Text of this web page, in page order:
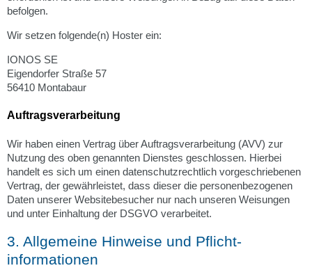
befolgen.
Wir setzen folgende(n) Hoster ein:
IONOS SE
Eigendorfer Straße 57
56410 Montabaur
Auftragsverarbeitung
Wir haben einen Vertrag über Auftragsverarbeitung (AVV) zur
Nutzung des oben genannten Dienstes geschlossen. Hierbei
handelt es sich um einen datenschutzrechtlich vorgeschriebenen
Vertrag, der gewährleistet, dass dieser die personenbezogenen
Daten unserer Websitebesucher nur nach unseren Weisungen
und unter Einhaltung der DSGVO verarbeitet.
3. Allgemeine Hinweise und Pflicht­
informationen